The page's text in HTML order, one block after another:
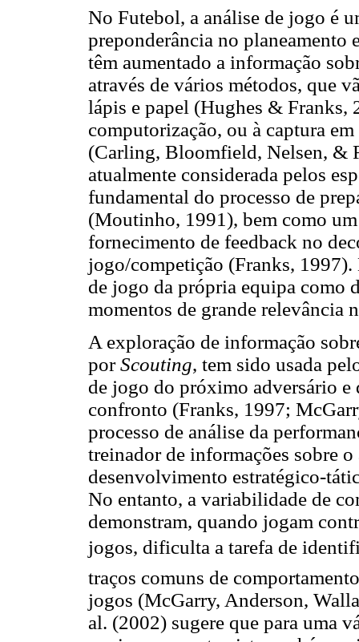
No Futebol, a análise de jogo é
preponderância no planeamento
têm aumentado a informação
através de vários métodos, que
lápis e papel (Hughes & Franks,
computorização, ou à captura
(Carling, Bloomfield, Nel­sen, &
atualmente considerada pelos
fundamental do processo de
(Moutinho, 1991), bem como
fornecimento de feedback no
jogo/competição (Franks, 1997).
de jogo da própria equipa como
momentos de grande relevância
A exploração de informação
porScouting, tem sido usada
de jogo do próximo adversário e
confronto (Franks, 1997;
processo de análise da
treinador de informações sobre
desenvolvimento estratégico-
No entanto, a variabilidade de
demonstram, quando jogam
jogos, dificulta a tarefa de
traços comuns de
jogos (McGarry, Anderson,
al. (2002) sugere que para uma